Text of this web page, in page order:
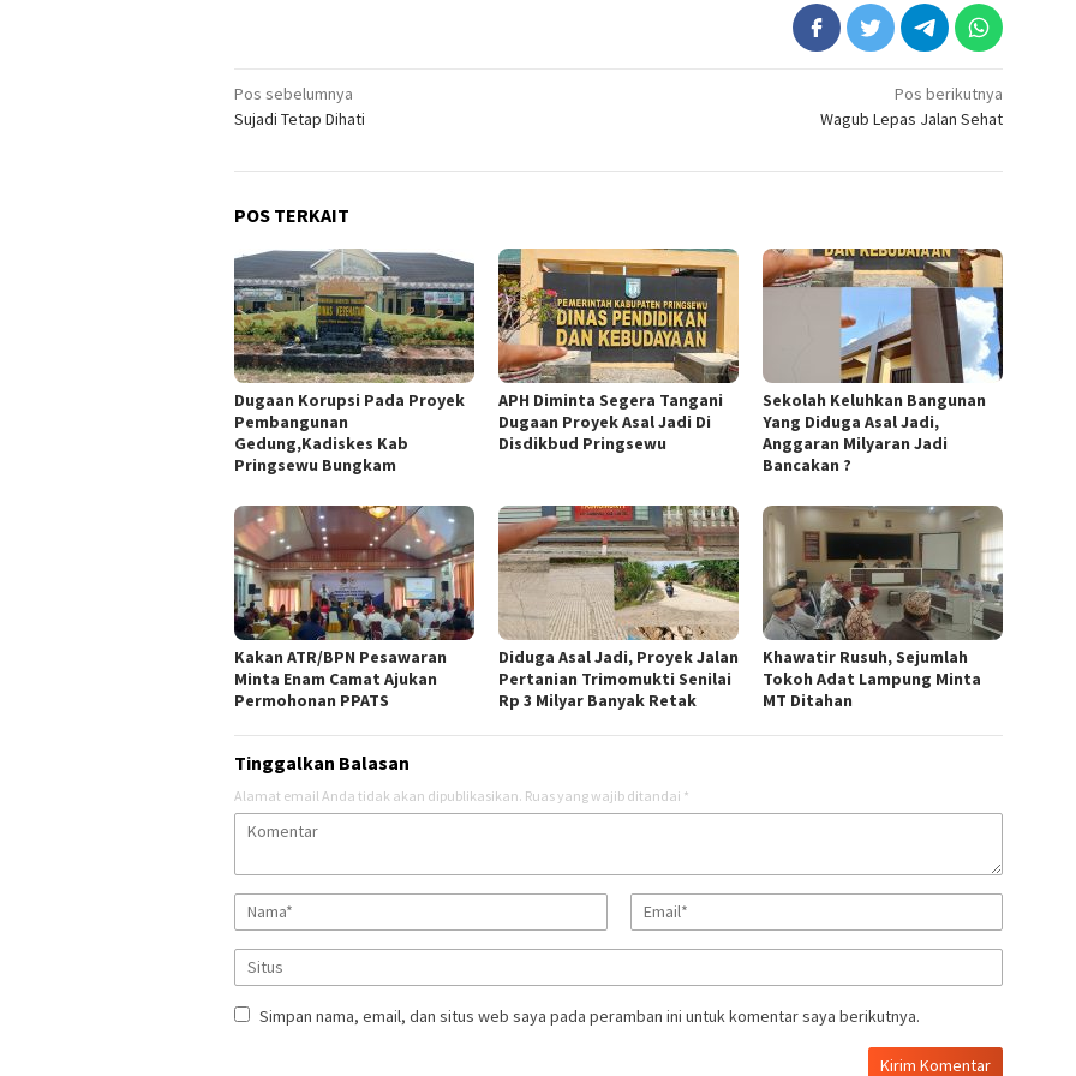
Navigasi
pos
Pos sebelumnya
Sujadi Tetap Dihati
Pos berikutnya
Wagub Lepas Jalan Sehat
POS TERKAIT
Dugaan Korupsi Pada Proyek
Pembangunan
Gedung,Kadiskes Kab
Pringsewu Bungkam
APH Diminta Segera Tangani
Dugaan Proyek Asal Jadi Di
Disdikbud Pringsewu
Sekolah Keluhkan Bangunan
Yang Diduga Asal Jadi,
Anggaran Milyaran Jadi
Bancakan ?
Kakan ATR/BPN Pesawaran
Minta Enam Camat Ajukan
Permohonan PPATS
Diduga Asal Jadi, Proyek Jalan
Pertanian Trimomukti Senilai
Rp 3 Milyar Banyak Retak
Khawatir Rusuh, Sejumlah
Tokoh Adat Lampung Minta
MT Ditahan
Tinggalkan Balasan
Alamat email Anda tidak akan dipublikasikan. Ruas yang wajib ditandai *
Simpan nama, email, dan situs web saya pada peramban ini untuk komentar saya berikutnya.